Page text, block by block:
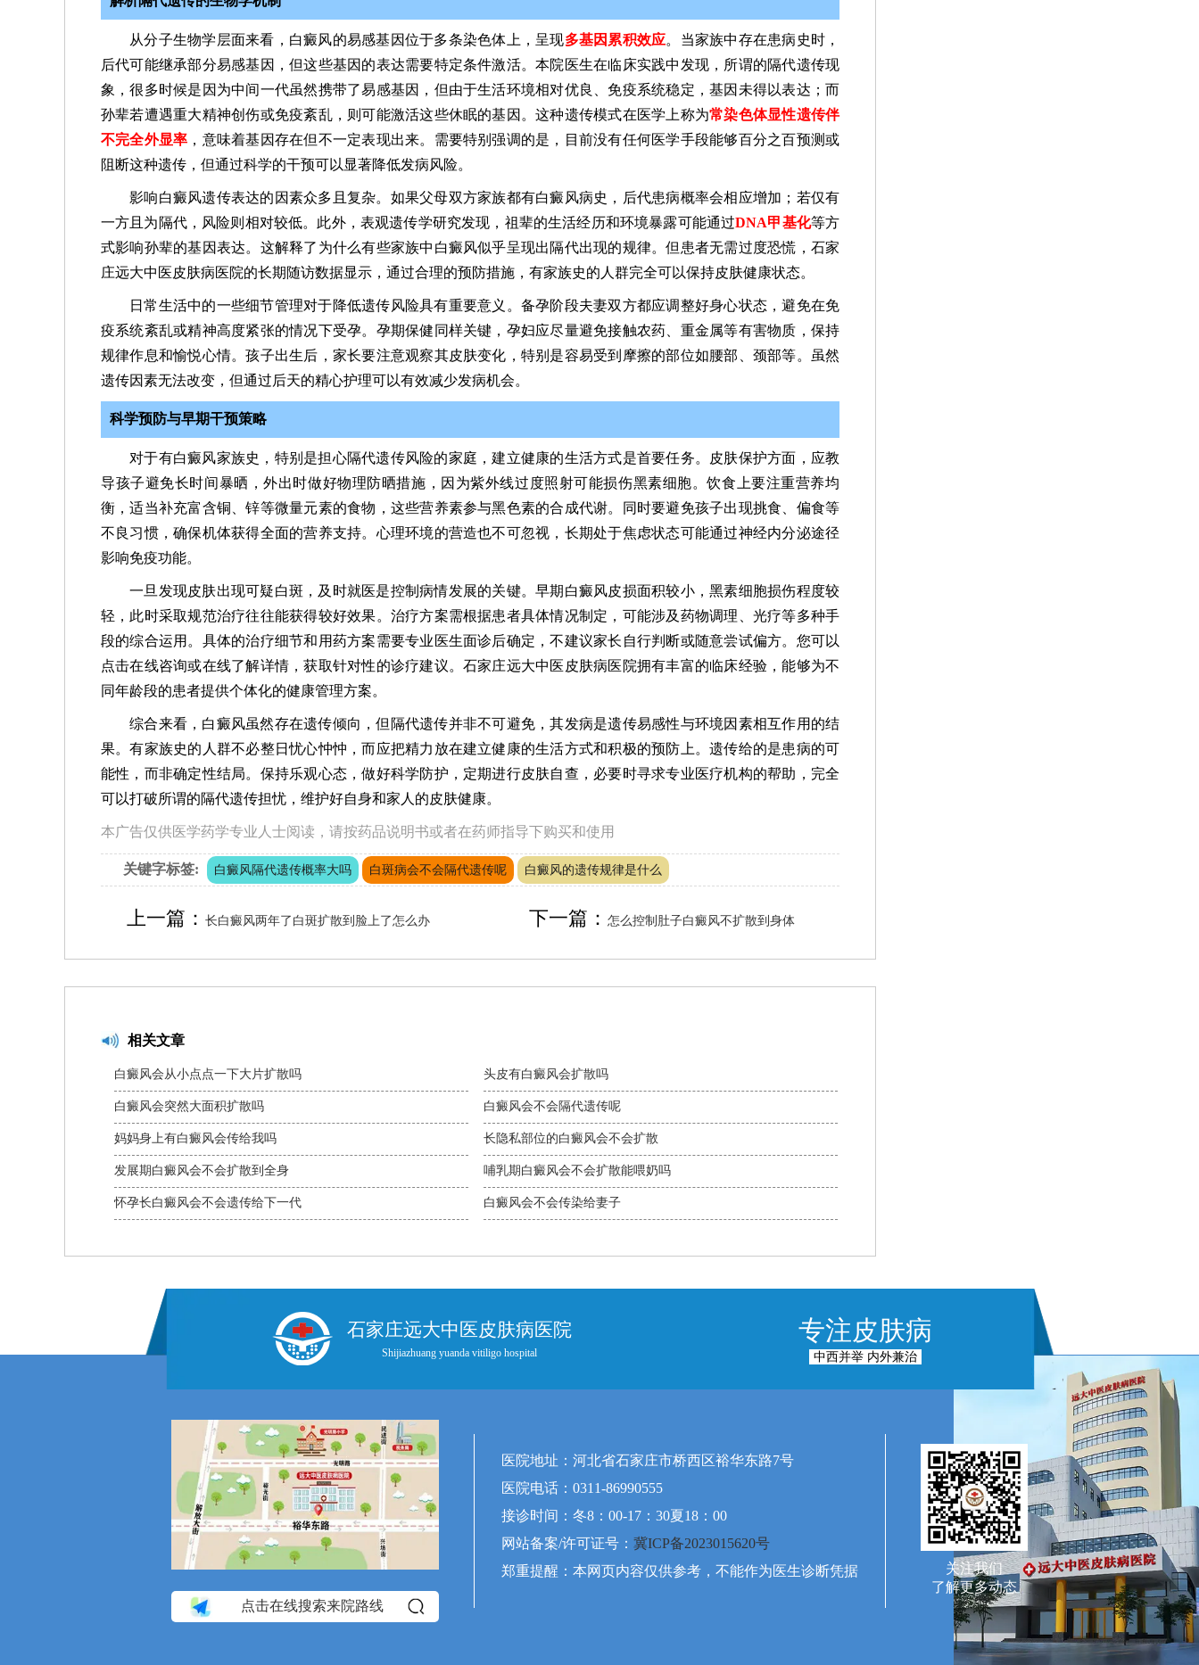
从分子生物学层面来看，白癜风的易感基因位于多条染色体上，呈现多基因累积效应。当家族中存在患病史时，
后代可能继承部分易感基因，但这些基因的表达需要特定条件激活。本院医生在临床实践中发现，所谓的隔代遗传现
象，很多时候是因为中间一代虽然携带了易感基因，但由于生活环境相对优良、免疫系统稳定，基因未得以表达；而
孙辈若遭遇重大精神创伤或免疫紊乱，则可能激活这些休眠的基因。这种遗传模式在医学上称为常染色体显性遗传伴
不完全外显率 ，意味着基因存在但不一定表现出来。需要特别强调的是，目前没有任何医学手段能够百分之百预测或
阻断这种遗传，但通过科学的干预可以显著降低发病风险。
影响白癜风遗传表达的因素众多且复杂。如果父母双方家族都有白癜风病史，后代患病概率会相应增加；若仅有
一方且为隔代，风险则相对较低。此外，表观遗传学研究发现，祖辈的生活经历和环境暴露可能通过DNA甲基化等方
式影响孙辈的基因表达。这解释了为什么有些家族中白癜风似乎呈现出隔代出现的规律。但患者无需过度恐慌，石家
庄远大中医皮肤病医院的长期随访数据显示，通过合理的预防措施，有家族史的人群完全可以保持皮肤健康状态。
日常生活中的一些细节管理对于降低遗传风险具有重要意义。备孕阶段夫妻双方都应调整好身心状态，避免在免
疫系统紊乱或精神高度紧张的情况下受孕。孕期保健同样关键，孕妇应尽量避免接触农药、重金属等有害物质，保持
规律作息和愉悦心情。孩子出生后，家长要注意观察其皮肤变化，特别是容易受到摩擦的部位如腰部、颈部等。虽然
遗传因素无法改变，但通过后天的精心护理可以有效减少发病机会。
科学预防与早期干预策略
对于有白癜风家族史，特别是担心隔代遗传风险的家庭，建立健康的生活方式是首要任务。皮肤保护方面，应教
导孩子避免长时间暴晒，外出时做好物理防晒措施，因为紫外线过度照射可能损伤黑素细胞。饮食上要注重营养均
衡，适当补充富含铜、锌等微量元素的食物，这些营养素参与黑色素的合成代谢。同时要避免孩子出现挑食、偏食等
不良习惯，确保机体获得全面的营养支持。心理环境的营造也不可忽视，长期处于焦虑状态可能通过神经内分泌途径
影响免疫功能。
一旦发现皮肤出现可疑白斑，及时就医是控制病情发展的关键。早期白癜风皮损面积较小，黑素细胞损伤程度较
轻，此时采取规范治疗往往能获得较好效果。治疗方案需根据患者具体情况制定，可能涉及药物调理、光疗等多种手
段的综合运用。具体的治疗细节和用药方案需要专业医生面诊后确定，不建议家长自行判断或随意尝试偏方。您可以
点击在线咨询或在线了解详情，获取针对性的诊疗建议。石家庄远大中医皮肤病医院拥有丰富的临床经验，能够为不
同年龄段的患者提供个体化的健康管理方案。
综合来看，白癜风虽然存在遗传倾向，但隔代遗传并非不可避免，其发病是遗传易感性与环境因素相互作用的结
果。有家族史的人群不必整日忧心忡忡，而应把精力放在建立健康的生活方式和积极的预防上。遗传给的是患病的可
能性，而非确定性结局。保持乐观心态，做好科学防护，定期进行皮肤自查，必要时寻求专业医疗机构的帮助，完全
可以打破所谓的隔代遗传担忧，维护好自身和家人的皮肤健康。
本广告仅供医学药学专业人士阅读，请按药品说明书或者在药师指导下购买和使用
关键字标签: 白癜风隔代遗传概率大吗 白斑病会不会隔代遗传呢 白癜风的遗传规律是什么
上一篇： 长白癜风两年了白斑扩散到脸上了怎么办 下一篇：怎么控制肚子白癜风不扩散到身体
相关文章
白癜风会从小点点一下大片扩散吗
白癜风会突然大面积扩散吗
妈妈身上有白癜风会传给我吗
发展期白癜风会不会扩散到全身
怀孕长白癜风会不会遗传给下一代
头皮有白癜风会扩散吗
白癜风会不会隔代遗传呢
长隐私部位的白癜风会不会扩散
哺乳期白癜风会不会扩散能喂奶吗
白癜风会不会传染给妻子
石家庄远大中医皮肤病医院
Shijiazhuang yuanda vitiligo hospital
专注皮肤病
中西并举 内外兼治
点击在线搜索来院路线
医院地址：河北省石家庄市桥西区裕华东路7号
医院电话：0311-86990555
接诊时间：冬8：00-17：30夏18：00
网站备案/许可证号： 冀ICP备2023015620号
郑重提醒：本网页内容仅供参考，不能作为医生诊断凭据
关注我们
了解更多动态